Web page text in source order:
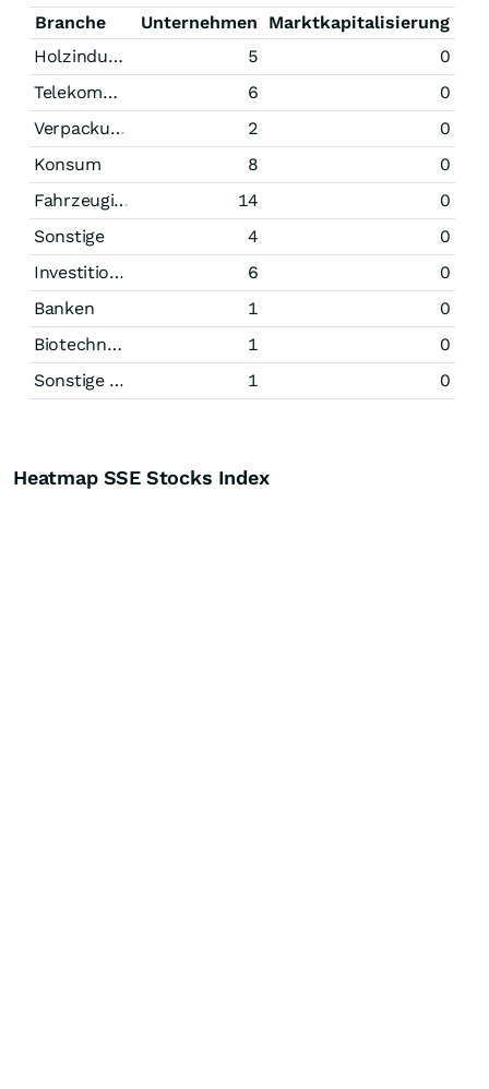
Branche Unternehmen
Marktkapitalisierung
Holzindustrie
5
0
Telekommunikation
6
0
Verpackungsindustrie
2
0
Konsum
8
0
Fahrzeugindustrie
14
0
Sonstige
4
0
Investitionsgüter
6
0
Banken
1
0
Biotechnologie
1
0
Sonstige Technologie
1 0
Heatmap SSE Stocks Index